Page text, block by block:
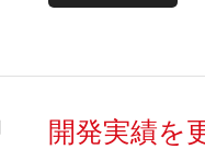
開発実績を